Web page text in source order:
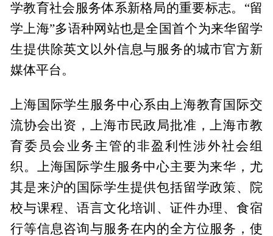
学教育社会服务体系新格局的重要标志。“留
学上海”多语种网站也是全国首个为来华留学
生提供除英文以外信息与服务的城市官方新
媒体平台。
上海国际学生服务中心系由上海教育国际交
流协会出资，上海市民政局批准，上海市教
育委员会业务主管的非盈利性涉外社会组
织。上海国际学生服务中心主要为来华，尤
其是来沪的国际学生提供包括留学政策、院
校与课程、语言文化培训、证件办理、食宿
行等信息咨询与服务在内的全方位服务，使